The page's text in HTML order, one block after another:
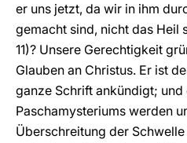
er uns jetzt, da wir in ihm
gemacht sind, nicht das Heil
11)? Unsere Gerechtigkeit
Glauben an Christus. Er ist
ganze Schrift ankündigt; und
Paschamysteriums werden
Überschreitung der